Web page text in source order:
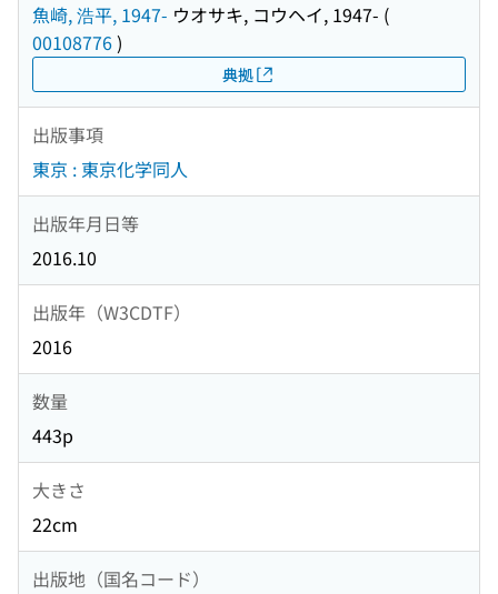
魚崎, 浩平, 1947- ウオサキ, コウヘイ, 1947- (
00108776)
典拠
出版事項
東京 : 東京化学同人
出版年月日等
2016.10
出版年（W3CDTF）
2016
数量
443p
大きさ
22cm
出版地（国名コード）